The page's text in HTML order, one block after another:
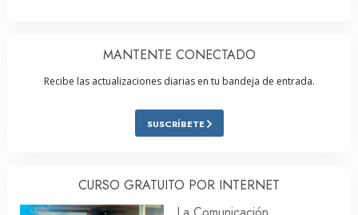
MANTENTE CONECTADO
Recibe las actualizaciones diarias en tu bandeja de entrada.
SUSCRÍBETE
CURSO GRATUITO POR INTERNET